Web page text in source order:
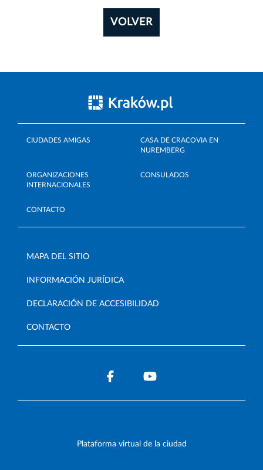
VOLVER
CIUDADES AMIGAS
CASA DE CRACOVIA EN
NUREMBERG
ORGANIZACIONES
INTERNACIONALES
CONSULADOS
CONTACTO
MAPA DEL SITIO
INFORMACIÓN JURÍDICA
DECLARACIÓN DE ACCESIBILIDAD
CONTACTO
Plataforma virtual de la ciudad